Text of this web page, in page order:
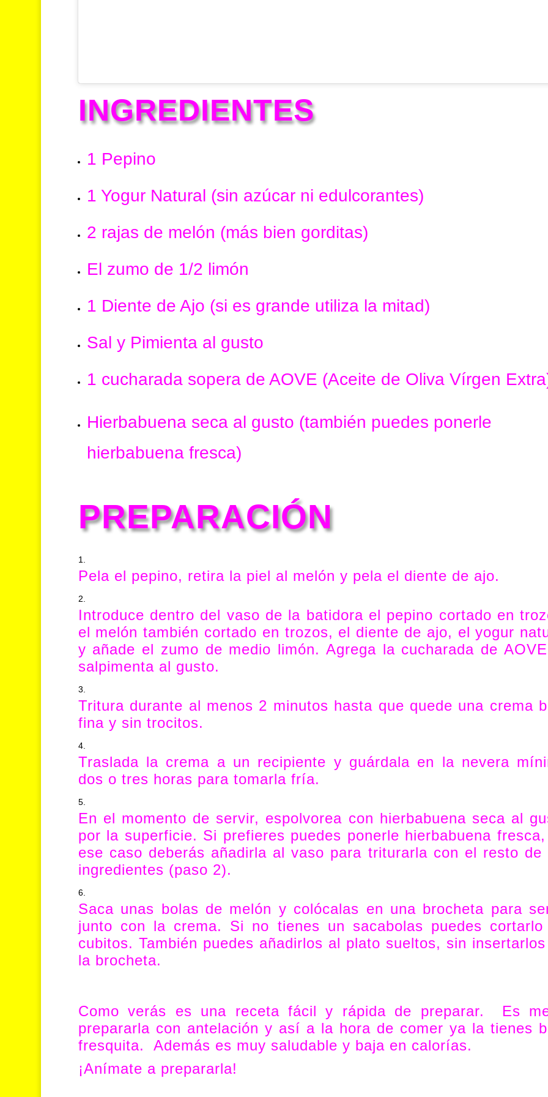
INGREDIENTES
1 Pepino
1 Yogur Natural (sin azúcar ni edulcorantes)
2 rajas de melón (más bien gorditas)
El zumo de 1/2 limón
1 Diente de Ajo (si es grande utiliza la mitad)
Sal y Pimienta al gusto
1 cucharada sopera de AOVE (Aceite de Oliva Vírgen
Hierbabuena seca al gusto (también puedes ponerle
hierbabuena fresca)
PREPARACIÓN
Pela el pepino, retira la piel al melón y pela el diente de ajo.
Introduce dentro del vaso de la batidora el pepino cortado en
el melón también cortado en trozos, el diente de ajo, el yogur
y añade el zumo de medio limón. Agrega la cucharada de
salpimenta al gusto.
Tritura durante al menos 2 minutos hasta que quede una crema
fina y sin trocitos.
Traslada la crema a un recipiente y guárdala en la nevera
dos o tres horas para tomarla fría.
En el momento de servir, espolvorea con hierbabuena seca al
por la superficie. Si prefieres puedes ponerle hierbabuena
ese caso deberás añadirla al vaso para triturarla con el resto de
ingredientes (paso 2).
Saca unas bolas de melón y colócalas en una brocheta para
junto con la crema. Si no tienes un sacabolas puedes cortarlo
cubitos. También puedes añadirlos al plato sueltos, sin
la brocheta.
Como verás es una receta fácil y rápida de preparar. Es
prepararla con antelación y así a la hora de comer ya la tienes
fresquita. Además es muy saludable y baja en calorías.
¡Anímate a prepararla!